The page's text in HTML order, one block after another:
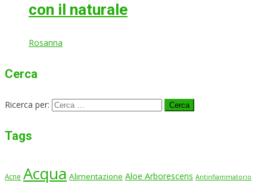
con il naturale
Rosanna
Cerca
Ricerca per:
Tags
Acne Acqua Alimentazione Aloe Arborescens Antinfiammatorio